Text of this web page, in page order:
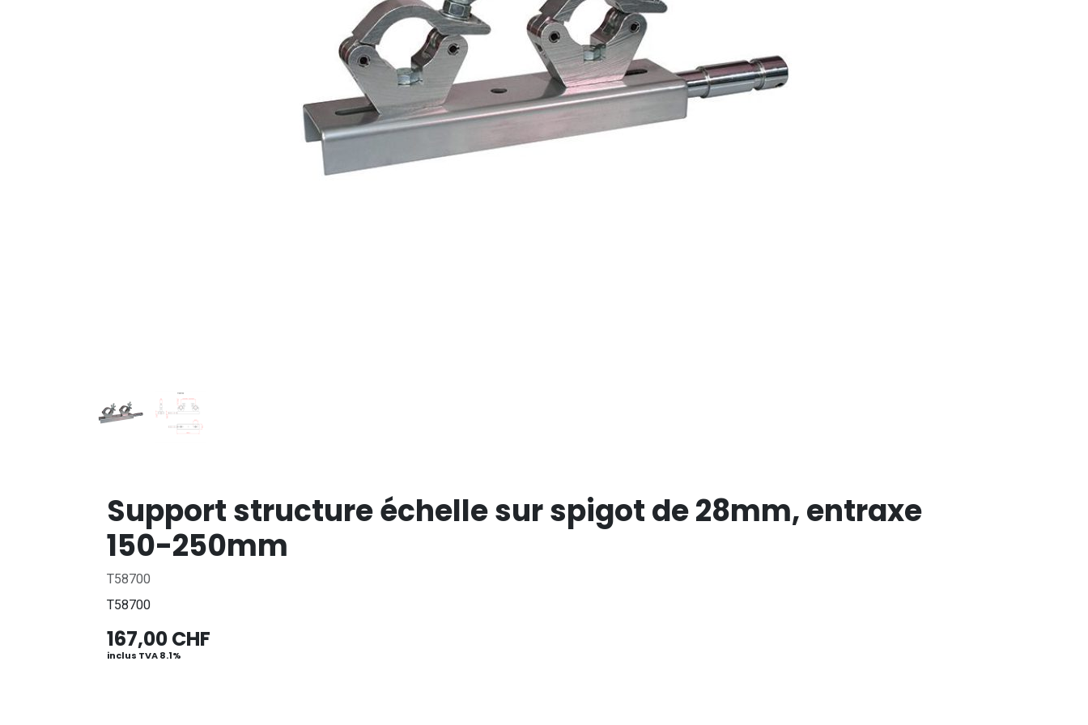
Support structure échelle sur spigot de 28mm, entraxe
150-250mm
T58700
T58700
167,00CHF
inclus TVA 8.1%